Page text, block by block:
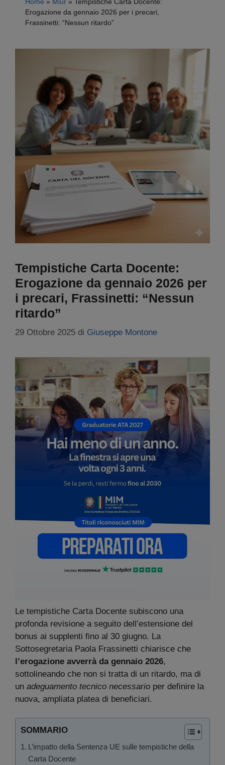
Erogazione da gennaio 2026 per i precari,
Frassinetti: “Nessun ritardo”
Tempistiche Carta Docente:
Erogazione da gennaio 2026 per
i precari, Frassinetti: “Nessun
ritardo”
29 Ottobre 2025 di Giuseppe Montone
Le tempistiche Carta Docente subiscono una
profonda revisione a seguito dell’estensione del
bonus ai supplenti fino al 30 giugno. La
Sottosegretaria Paola Frassinetti chiarisce che
l’erogazione avverrà da gennaio 2026,
sottolineando che non si tratta di un ritardo, ma di
un adeguamento tecnico necessario per definire la
nuova, ampliata platea di beneficiari.
SOMMARIO
L’impatto della Sentenza UE sulle tempistiche della
Carta Docente